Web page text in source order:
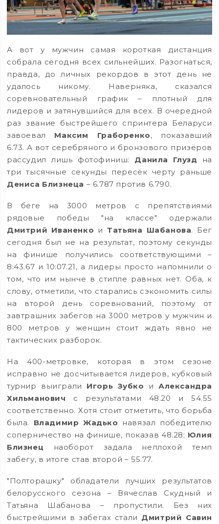
А вот у мужчин самая короткая дистанция
собрала сегодня всех сильнейших. Разогнаться,
правда, до личных рекордов в этот день не
удалось никому. Наверняка, сказался
соревновательный график – плотный для
лидеров и затянувшийся для всех. В очередной
раз звание быстрейшего спринтера Беларуси
завоевал Максим Граборенко, показавший
6.73. А вот серебряного и бронзового призёров
рассудил лишь фотофиниш: Данила Глузд на
три тысячные секунды пересёк черту раньше
Дениса Близнеца – 6.787 против 6.790.
В беге на 3000 метров с препятствиями
рядовые победы "на классе" одержали
Дмитрий Иваненко иТатьяна Шабанова. Бег
сегодня был не на результат, поэтому секунды
на финише получились соответствующими –
8:43.67 и 10:07.21, а лидеры просто напомнили о
том, что им нынче в стипле равных нет. Оба, к
слову, отметили, что старались сэкономить силы
на второй день соревнований, поэтому от
завтрашних забегов на 3000 метров у мужчин и
800 метров у женщин стоит ждать явно не
тактических разборок.
На 400-метровке, которая в этом сезоне
исправно не досчитывается лидеров, кубковый
турнир выиграли Игорь Зубко и Александра
Хильманович с результатами 48.20 и 54.55
соответственно. Хотя стоит отметить, что борьба
была. Владимир Жадько навязал победителю
соперничество на финише, показав 48.28; Юлия
Близнец
наоборот задала неплохой темп
забегу, в итоге став второй – 55.77.
"Полторашку" обладатели лучших результатов
белорусского сезона – Вячеслав Скудный и
Татьяна Шабанова – пропустили. Без них
быстрейшими в забегах стали Дмитрий Савин